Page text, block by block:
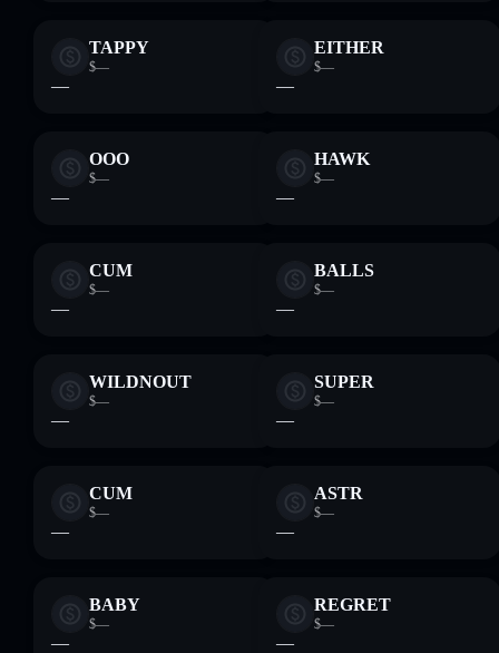
TAPPY
$—
—
EITHER
$—
—
OOO
$—
—
HAWK
$—
—
CUM
$—
—
BALLS
$—
—
WILDNOUT
$—
—
SUPER
$—
—
CUM
$—
—
ASTR
$—
—
BABY
$—
—
REGRET
$—
—